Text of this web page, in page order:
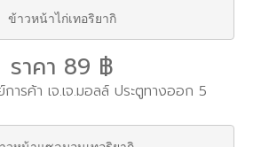
ข้าวหน้าไก่เทอริยากิ
ราคา 89 ฿
รค้า เจ.เจ.มอลล์ ประตูทางออก 5